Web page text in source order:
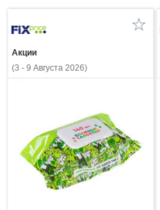
Акции
(3 - 9 Августа 2026)